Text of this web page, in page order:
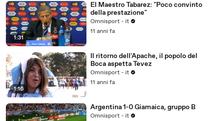
1:31
El Maestro Tabarez: "Poco convinto
della prestazione"
Omnisport - it
11 anni fa
1:16
Il ritorno dell'Apache, il popolo del
Boca aspetta Tevez
Omnisport - it
11 anni fa
Argentina 1-0 Giamaica, gruppo B
Omnisport - it